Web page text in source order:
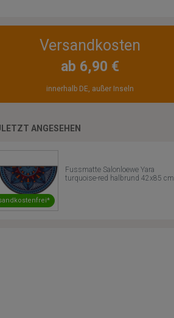
Versandkosten
ab 6,90 €
innerhalb DE, außer Inseln
ANGESEHEN
Fussmatte Salonloewe Yara
turquoise-red halbrund 42x85 cm